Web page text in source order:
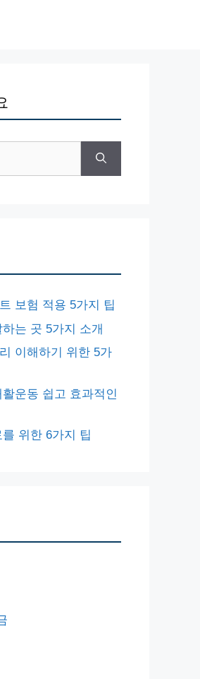
보험 적용 5가지 팁
는 곳 5가지 소개
이해하기 위한 5가
운동 쉽고 효과적인
위한 6가지 팁